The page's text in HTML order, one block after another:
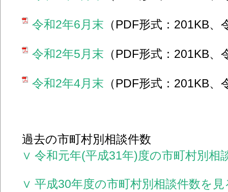
令和2年6月末 （PDF形式：201KB
令和2年5月末 （PDF形式：201KB
令和2年4月末 （PDF形式：201KB
過去の市町村別相談件数
∨ 令和元年(平成31年)度の市町村別相
∨ 平成30年度の市町村別相談件数を見